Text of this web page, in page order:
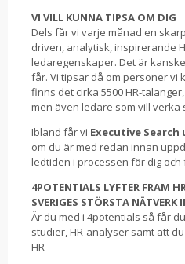
VI VILL KUNNA TIPSA OM DIG
Dels får vi varje månad en
driven, analytisk, inspirerande
ledaregenskaper. Det är
får. Vi tipsar då om personer vi
finns det cirka 5500 HR-
men även ledare som vill verka
Ibland får vi Executive Search
om du är med redan innan
ledtiden i processen för dig och
4POTENTIALS LYFTER FRAM
SVERIGES STÖRSTA NÄTVERK
Är du med i 4potentials så får
studier, HR-analyser samt att
HR